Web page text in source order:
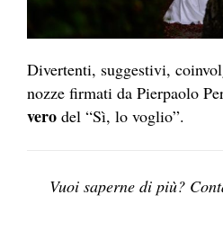
Divertenti, suggestivi,
nozze firmati da Pierpaolo
vero del “Sì, lo voglio”.
Vuoi saperne di più?